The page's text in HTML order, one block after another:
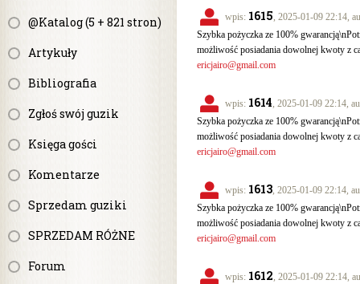
@Katalog (5 + 821 stron)
Artykuły
Bibliografia
Zgłoś swój guzik
Księga gości
Komentarze
Sprzedam guziki
SPRZEDAM RÓŻNE
Forum
wpis: 1615, 2025-01-09 22:14,
Szybka pożyczka ze 100%
możliwość posiadania dowolnej kwoty z
ericjairo@gmail.com
wpis: 1614, 2025-01-09 22:14,
Szybka pożyczka ze 100%
możliwość posiadania dowolnej kwoty z
ericjairo@gmail.com
wpis: 1613, 2025-01-09 22:14,
Szybka pożyczka ze 100%
możliwość posiadania dowolnej kwoty z
ericjairo@gmail.com
wpis: 1612, 2025-01-09 22:14,